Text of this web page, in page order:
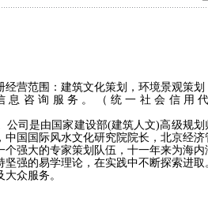
经营范围：建筑文化策划，环境景观策划
咨询服务。（统一社会信用代
公司是由国家建设部(建筑人文)高级规划
国国际风水文化研究院院长，北京经济
强大的专家策划队伍，十一年来为海内
强的易学理论，在实践中不断探索进取
众服务。